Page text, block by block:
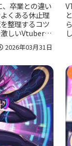
卒業との違い
くある休止理
整理するコツ
しいVtuber界
の視点と、公
す。
2026年03月31日